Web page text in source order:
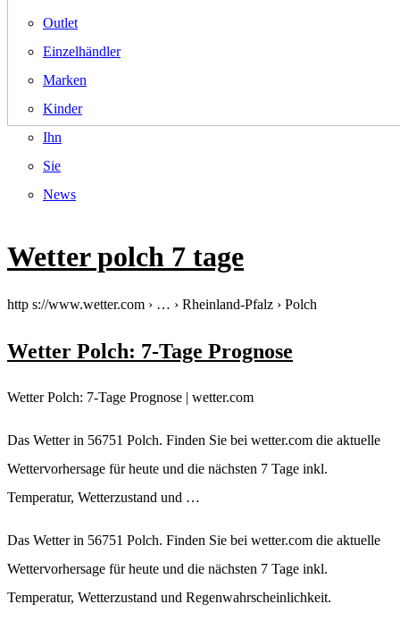
Outlet
Einzelhändler
Marken
Kinder
Ihn
Sie
News
Wetter polch 7 tage
http s://www.wetter.com › … › Rheinland-Pfalz › Polch
Wetter Polch: 7-Tage Prognose
Wetter Polch: 7-Tage Prognose | wetter.com
Das Wetter in 56751 Polch. Finden Sie bei wetter.com die aktuelle
Wettervorhersage für heute und die nächsten 7 Tage inkl.
Temperatur, Wetterzustand und …
Das Wetter in 56751 Polch. Finden Sie bei wetter.com die aktuelle
Wettervorhersage für heute und die nächsten 7 Tage inkl.
Temperatur, Wetterzustand und Regenwahrscheinlichkeit.